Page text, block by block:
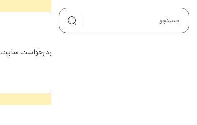
صفحه اصلیدرخواست سایت